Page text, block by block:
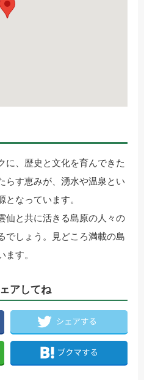
に、歴史と文化を育んできた
らす恵みが、湧水や温泉とい
となっています。
仙と共に活きる島原の人々の
でしょう。見どころ満載の島
す。
アしてね